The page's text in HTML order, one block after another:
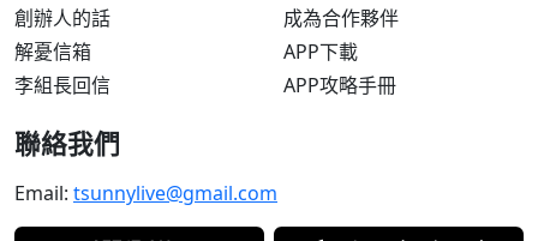
創辦人的話
解憂信箱
李組長回信
成為合作夥伴
APP下載
APP攻略手冊
聯絡我們
Email: tsunnylive@gmail.com